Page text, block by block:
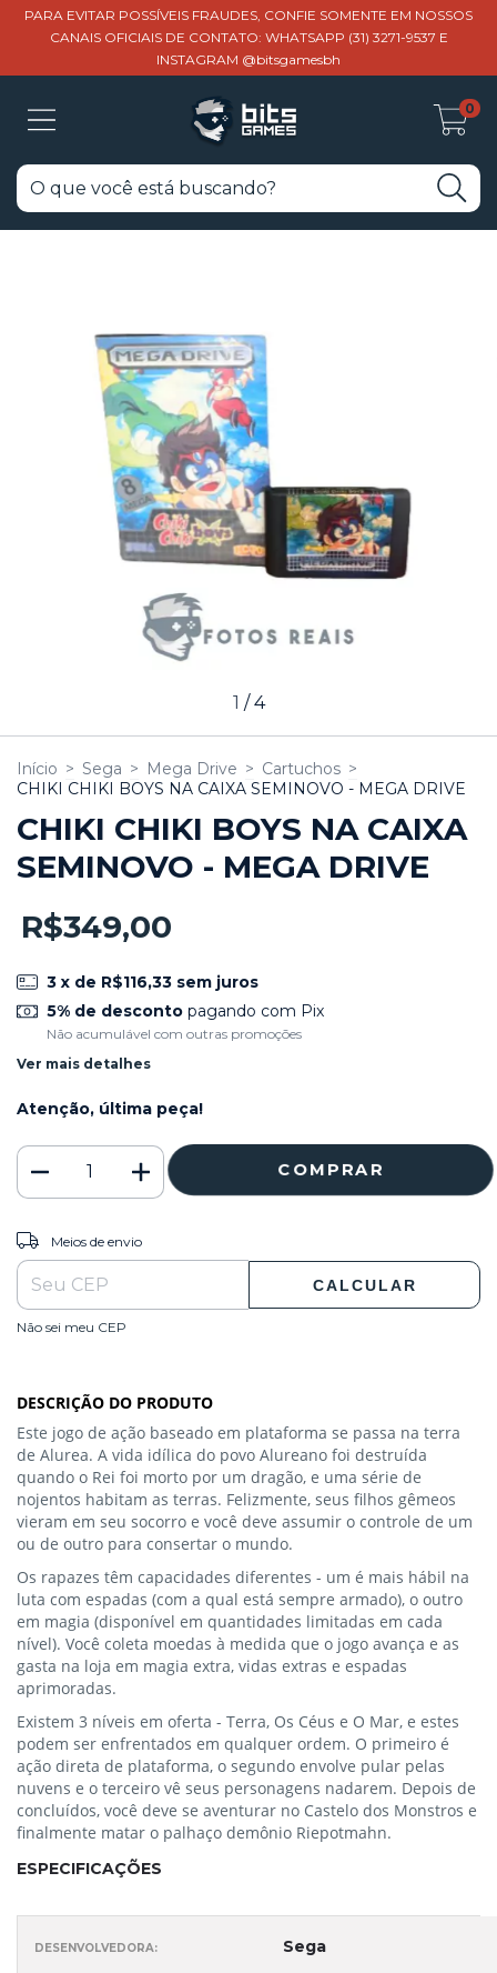
PARA EVITAR POSSÍVEIS FRAUDES, CONFIE SOMENTE EM NOSSOS
CANAIS OFICIAIS DE CONTATO: WHATSAPP (31) 3271-9537 E
INSTAGRAM @bitsgamesbh
0
1 /4
Início > Sega > Mega Drive > Cartuchos >
CHIKI CHIKI BOYS NA CAIXA SEMINOVO - MEGA DRIVE
CHIKI CHIKI BOYS NA CAIXA
SEMINOVO - MEGA DRIVE
R$349,00
3 x de R$116,33 sem juros
5% de descontopagando com Pix
Não acumulável com outras promoções
Ver mais detalhes
Atenção, última peça!
Entregas para o CEP:
Meios de envio
CALCULAR
Não sei meu CEP
DESCRIÇÃO DO PRODUTO
Este jogo de ação baseado em plataforma se passa na terra
de Alurea. A vida idílica do povo Alureano foi destruída
quando o Rei foi morto por um dragão, e uma série de
nojentos habitam as terras. Felizmente, seus filhos gêmeos
vieram em seu socorro e você deve assumir o controle de um
ou de outro para consertar o mundo.
Os rapazes têm capacidades diferentes - um é mais hábil na
luta com espadas (com a qual está sempre armado), o outro
em magia (disponível em quantidades limitadas em cada
nível). Você coleta moedas à medida que o jogo avança e as
gasta na loja em magia extra, vidas extras e espadas
aprimoradas.
Existem 3 níveis em oferta - Terra, Os Céus e O Mar, e estes
podem ser enfrentados em qualquer ordem. O primeiro é
ação direta de plataforma, o segundo envolve pular pelas
nuvens e o terceiro vê seus personagens nadarem. Depois de
concluídos, você deve se aventurar no Castelo dos Monstros e
finalmente matar o palhaço demônio Riepotmahn.
ESPECIFICAÇÕES
DESENVOLVEDORA: Sega